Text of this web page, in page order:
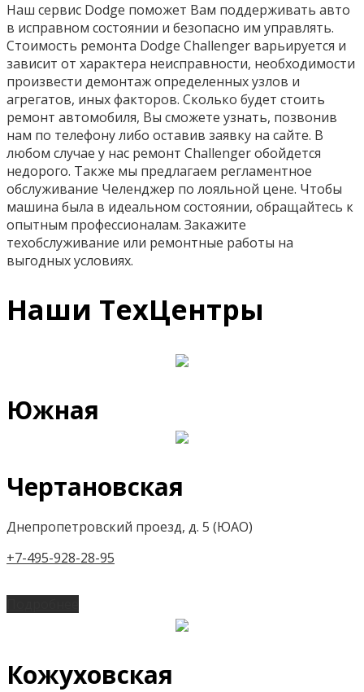
Наш сервис Dodge поможет Вам поддерживать авто
в исправном состоянии и безопасно им управлять.
Стоимость ремонта Dodge Challenger варьируется и
зависит от характера неисправности, необходимости
произвести демонтаж определенных узлов и
агрегатов, иных факторов. Сколько будет стоить
ремонт автомобиля, Вы сможете узнать, позвонив
нам по телефону либо оставив заявку на сайте. В
любом случае у нас ремонт Challenger обойдется
недорого. Также мы предлагаем регламентное
обслуживание Челенджер по лояльной цене. Чтобы
машина была в идеальном состоянии, обращайтесь к
опытным профессионалам. Закажите
техобслуживание или ремонтные работы на
выгодных условиях.
Наши ТехЦентры
Южная
Чертановская
Днепропетровский проезд, д. 5 (ЮАО)
+7-495-928-28-95
Кожуховская